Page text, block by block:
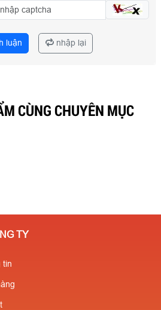
luận nhập lại
CÙNG CHUYÊN MỤC
TY
tin